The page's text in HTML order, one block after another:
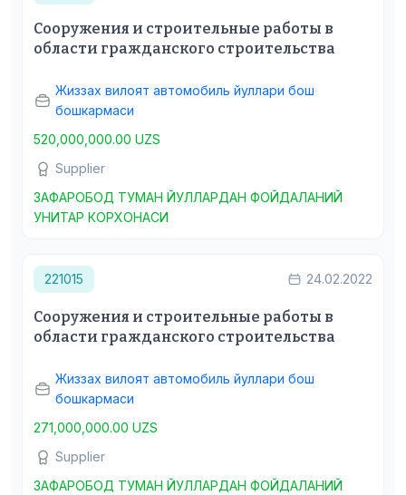
Сооружения и строительные работы в
области гражданского строительства
Жиззах вилоят автомобиль йуллари бош
бошкармаси
520,000,000.00 UZS
Supplier
ЗАФАРОБОД ТУМАН ЙУЛЛАРДАН ФОЙДАЛАНИЙ
УНИТАР КОРХОНАСИ
221015 24.02.2022
Сооружения и строительные работы в
области гражданского строительства
Жиззах вилоят автомобиль йуллари бош
бошкармаси
271,000,000.00 UZS
Supplier
ЗАФАРОБОД ТУМАН ЙУЛЛАРДАН ФОЙДАЛАНИЙ